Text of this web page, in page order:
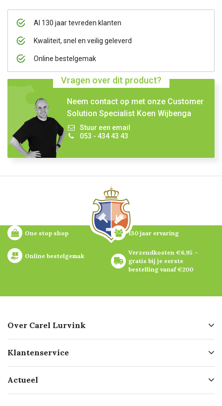
Al 130 jaar tevreden klanten
Kwaliteit, snel en veilig geleverd
Online bestelgemak
Vragen over dit product?
Neem contact op met onze Customer
Solution Specialist Koen Wijbenga
Stuur een email
053 - 434 43 43
One stop shop 130 jaar ervaring
Online bestelgemak
Verzendkosten €6,95 –
gratis bij je eerste
bestelling vanaf €200
Over Carel Lurvink
Geschiedenis
Missie
Klantenservice
Bezorgen
Actueel